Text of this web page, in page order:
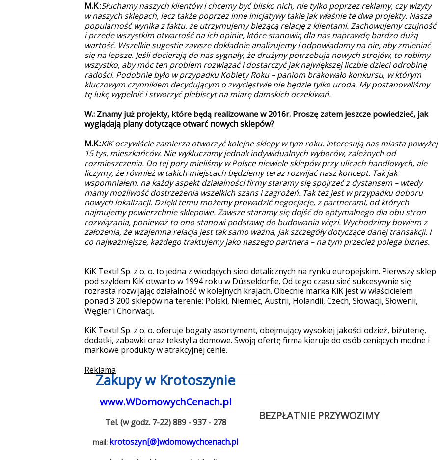
M.K.:Słuchamy naszych klientów i chcemy być blisko nich, nie tylko poprzez reklamy, czy wizyty
w naszych sklepach, lecz także poprzez inne inicjatywy takie jak właśnie te dwa projekty. Nasza
popularność wynika z faktu, że utrzymujemy bieżącą relację z klientami. Zachowujemy czujność
i przede wszystkim otwartość na ich opinie, które stanowią dla nas naprawdę bardzo dużą
wartość. Wszelkie sugestie zawsze dokładnie analizujemy i odpowiadamy na nie, aby zmieniać
się na lepsze. Jeśli docierają do nas sygnały, że drużyny potrzebują nowych strojów, to robimy
wszystko, aby móc ten problem rozwiązać i dostarczyć jak największej liczbie dzieci odrobinę
radości. Podobnie było w przypadku Kobiety Roku – paniom brakowało konkursu, w którym
kluczowym czynnikiem decydującym o zwycięstwie nie będzie tylko uroda. My postanowiliśmy
tę lukę wypełnić i stworzyć plebiscyt na miarę damskich oczekiwań.
W.: Znamy już projekty, które będą realizowane w 2016r. Proszę zatem jeszcze powiedzieć, jak
wyglądają plany dotyczące otwarć nowych sklepów?
M.K.:KiK oczywiście zamierza otworzyć kolejne sklepy w tym roku. Interesują nas miasta powyżej
15 tys. mieszkańców. Nie wykluczamy jednak indywidualnych wyborów, zależnych od
rozmieszczenia. Do tej pory mieliśmy w Polsce niewiele sklepów przy ulicach handlowych, ale
liczymy, że również w takich miejscach będziemy teraz rozwijać nasz koncept. Tak jak
wspomniałem, na każdy aspekt działalności firmy staramy się spojrzeć z dystansem – wtedy
mamy możliwość dostrzeżenia wszelkich szans i zagrożeń. Tak też jest w przypadku doboru
nowych lokalizacji. Dzięki temu możemy prowadzić negocjacje, z partnerami, od których
najmujemy powierzchnie sklepowe. Zawsze staramy się dojść do optymalnego dla obu stron
rozwiązania, ponieważ to ono stanowi podstawę do budowania więzi. Wychodzimy bowiem z
założenia, że wzajemna relacja jest tak samo ważna, jak szczegóły dotyczące danej transakcji. I
co najważniejsze, każdego traktujemy jako naszego partnera – na tym przecież polega biznes.
KiK Textil Sp. z o. o. to jedna z wiodących sieci detalicznych na rynku europejskim. Pierwszy sklep
pod szyldem KiK otwarto w 1994 roku w Düsseldorfie. Od tego czasu sieć sukcesywnie się
rozrasta rozwijając działalność w kolejnych krajach. Obecnie marka KiK jest w właścicielem
ponad 3 200 sklepów na terenie: Polski, Niemiec, Austrii, Holandii, Czech, Słowacji, Słowenii,
Węgier i Chorwacji.
KiK Textil Sp. z o. o. oferuje bogaty asortyment, obejmujący wysokiej jakości odzież, biżuterię,
dodatki, zabawki oraz tekstylia domowe. Swoją ofertę firma kieruje do osób ceniących modne i
markowe produkty w atrakcyjnej cenie.
Reklama
Zakupy w Krotoszynie
www.WDomowychCenach.pl
Tel. (w godz. 7-22) 889 - 937 - 278
mail: krotoszyn[@]wdomowychcenach.pl
BEZPŁATNIE PRZYWOZIMY